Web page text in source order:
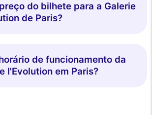
do bilhete para a Galerie
de Paris?
de funcionamento da
l'Evolution em Paris?